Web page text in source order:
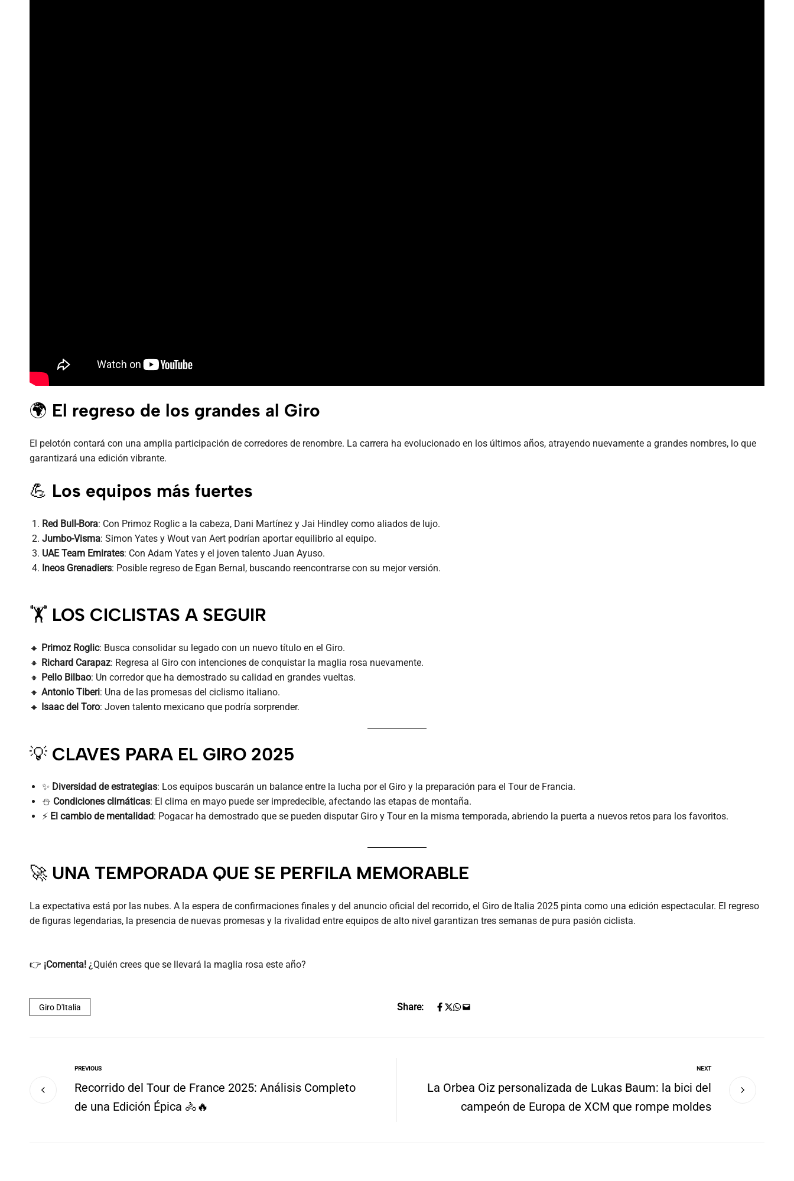
🌍 El regreso de los grandes al Giro
El pelotón contará con una amplia participación de corredores de renombre. La carrera ha evolucionado en los últimos años, atrayendo nuevamente a grandes nombres, lo que
garantizará una edición vibrante.
💪 Los equipos más fuertes
Red Bull-Bora: Con Primoz Roglic a la cabeza, Dani Martínez y Jai Hindley como aliados de lujo.
Jumbo-Visma: Simon Yates y Wout van Aert podrían aportar equilibrio al equipo.
UAE Team Emirates: Con Adam Yates y el joven talento Juan Ayuso.
Ineos Grenadiers: Posible regreso de Egan Bernal, buscando reencontrarse con su mejor versión.
🏋️ LOS CICLISTAS A SEGUIR
🔸 Primoz Roglic: Busca consolidar su legado con un nuevo título en el Giro.
🔸 Richard Carapaz: Regresa al Giro con intenciones de conquistar la maglia rosa nuevamente.
🔸 Pello Bilbao: Un corredor que ha demostrado su calidad en grandes vueltas.
🔸 Antonio Tiberi: Una de las promesas del ciclismo italiano.
🔸 Isaac del Toro: Joven talento mexicano que podría sorprender.
💡 CLAVES PARA EL GIRO 2025
✨ Diversidad de estrategias: Los equipos buscarán un balance entre la lucha por el Giro y la preparación para el Tour de Francia.
⛄ Condiciones climáticas: El clima en mayo puede ser impredecible, afectando las etapas de montaña.
⚡ El cambio de mentalidad: Pogacar ha demostrado que se pueden disputar Giro y Tour en la misma temporada, abriendo la puerta a nuevos retos para los favoritos.
🚀 UNA TEMPORADA QUE SE PERFILA MEMORABLE
La expectativa está por las nubes. A la espera de confirmaciones finales y del anuncio oficial del recorrido, el Giro de Italia 2025 pinta como una edición espectacular. El regreso
de figuras legendarias, la presencia de nuevas promesas y la rivalidad entre equipos de alto nivel garantizan tres semanas de pura pasión ciclista.
👉 ¡Comenta! ¿Quién crees que se llevará la maglia rosa este año?
Giro D'Italia Share:
PREVIOUS
Recorrido del Tour de France 2025: Análisis Completo
de una Edición Épica 🚴🔥
NEXT
La Orbea Oiz personalizada de Lukas Baum: la bici del
campeón de Europa de XCM que rompe moldes